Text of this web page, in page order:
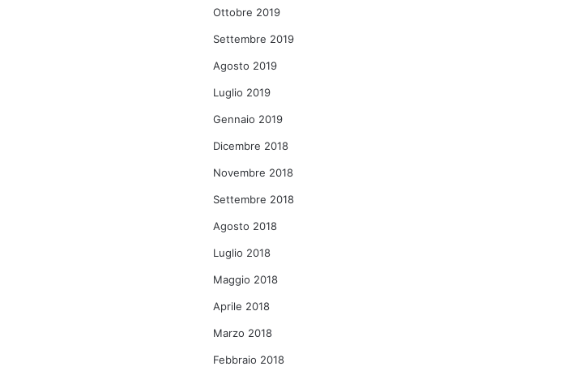
Ottobre 2019
Settembre 2019
Agosto 2019
Luglio 2019
Gennaio 2019
Dicembre 2018
Novembre 2018
Settembre 2018
Agosto 2018
Luglio 2018
Maggio 2018
Aprile 2018
Marzo 2018
Febbraio 2018